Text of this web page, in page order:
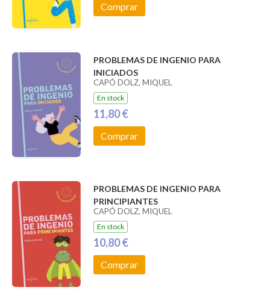
Comprar
PROBLEMAS DE INGENIO PARA
INICIADOS
CAPÓ DOLZ, MIQUEL
En stock
11,80 €
Comprar
PROBLEMAS DE INGENIO PARA
PRINCIPIANTES
CAPÓ DOLZ, MIQUEL
En stock
10,80 €
Comprar